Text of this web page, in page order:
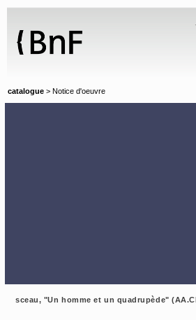
catalogue > Notice d'oeuvre
sceau, "Un homme et un quadrupède"